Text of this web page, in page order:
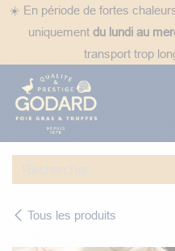
Se rendre au contenu
☀️ En période de fortes
uniquement du lundi au
transport trop
Tous les produits